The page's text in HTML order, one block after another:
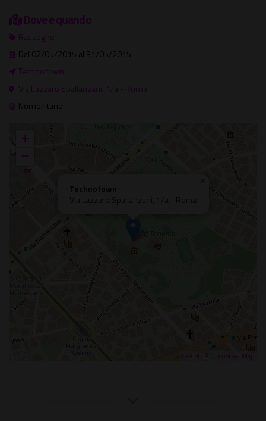
Dove e quando
Rassegne
Dal 02/05/2015 al 31/05/2015
Technotown
Via Lazzaro Spallanzani, 1/a - Roma
Nomentano
×
+
−